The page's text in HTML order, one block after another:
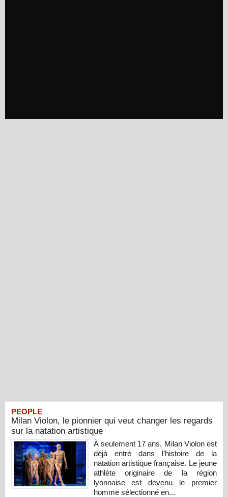
PEOPLE
Milan Violon, le pionnier qui veut changer les regards
sur la natation artistique
À seulement 17 ans, Milan Violon est
déjà entré dans l’histoire de la
natation artistique française. Le jeune
athlète originaire de la région
lyonnaise est devenu le premier
homme sélectionné en...